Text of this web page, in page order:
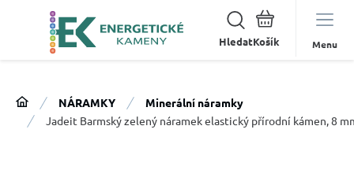
Hledat Menu
NÁRAMKY
Minerální náramky
Jadeit Barmský zelený náramek elastický přírodní kámen, 8